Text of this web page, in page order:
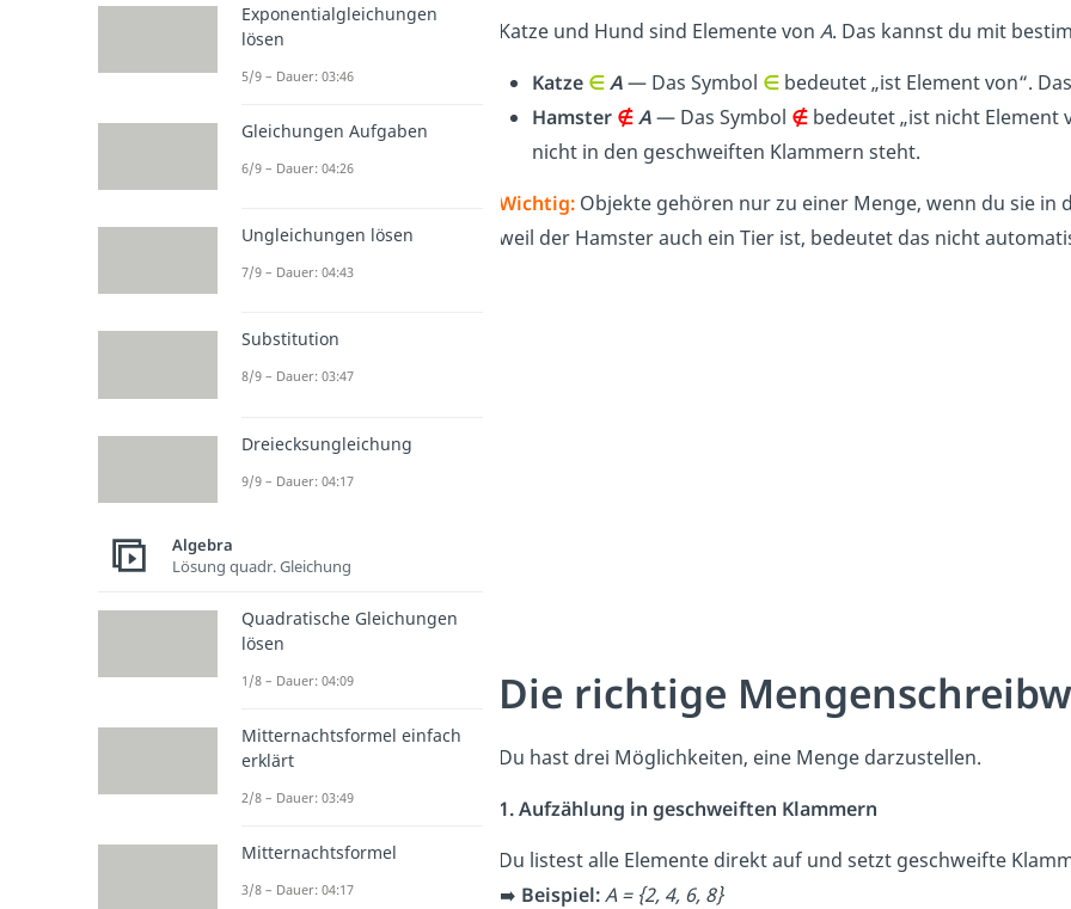
Katze und Hund sind Elemente von A. Das kannst du mit
Katze ∈A— Das Symbol ∈ bedeutet „ist Element von“.
Hamster ∉A— Das Symbol ∉ bedeutet „ist nicht Element
nicht in den geschweiften Klammern steht.
Wichtig: Objekte gehören nur zu einer Menge, wenn du sie in
weil der Hamster auch ein Tier ist, bedeutet das nicht
Die richtige
Du hast drei Möglichkeiten, eine Menge darzustellen.
1. Aufzählung in geschweiften Klammern
Du listest alle Elemente direkt auf und setzt geschweifte
➡️ Beispiel:A = {2, 4, 6, 8}
Exponentialgleichungen
lösen
5/9 – Dauer: 03:46
Gleichungen Aufgaben
6/9 – Dauer: 04:26
Ungleichungen lösen
7/9 – Dauer: 04:43
Substitution
8/9 – Dauer: 03:47
Dreiecksungleichung
9/9 – Dauer: 04:17
Algebra
Lösung quadr. Gleichung
Quadratische Gleichungen
lösen
1/8 – Dauer: 04:09
Mitternachtsformel einfach
erklärt
2/8 – Dauer: 03:49
Mitternachtsformel
3/8 – Dauer: 04:17